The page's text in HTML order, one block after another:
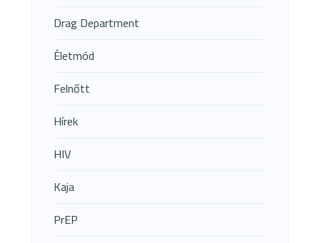
Drag Department
Életmód
Felnőtt
Hírek
HIV
Kaja
PrEP